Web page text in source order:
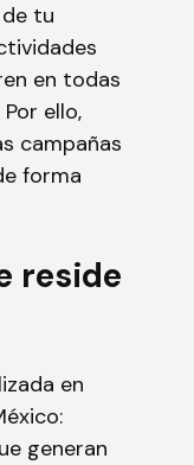
tu
en todas
ello,
campañas
forma
reside
en
generan